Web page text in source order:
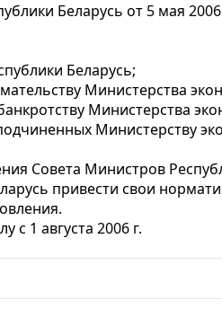
Беларусь от 5 мая
Беларусь;
Министерства
Министерства
Министерству
Совета Министров
привести свои
с 1 августа 2006 г.